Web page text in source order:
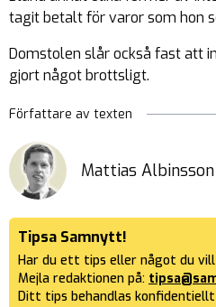
tagit betalt för varor som hon
Domstolen slår också fast att
gjort något brottsligt.
Författare av texten
Mattias Albinsson
Tipsa Samnytt!
Har du ett tips eller något du
Mejla redaktionen på:
Ditt tips behandlas konfidentiellt